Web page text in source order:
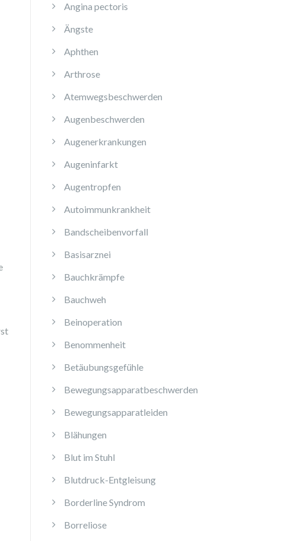
Angina pectoris
Ängste
Aphthen
Arthrose
Atemwegsbeschwerden
Augenbeschwerden
Augenerkrankungen
Augeninfarkt
Augentropfen
Autoimmunkrankheit
Bandscheibenvorfall
Basisarznei
Bauchkrämpfe
Bauchweh
Beinoperation
Benommenheit
Betäubungsgefühle
Bewegungsapparatbeschwerden
Bewegungsapparatleiden
Blähungen
Blut im Stuhl
Blutdruck-Entgleisung
Borderline Syndrom
Borreliose